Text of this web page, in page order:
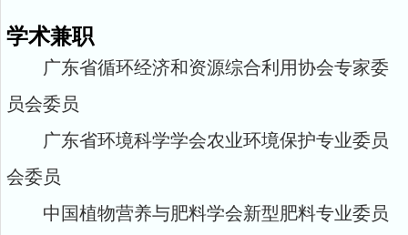
学术兼职
广东省循环经济和资源综合利用协会专家委
员会委员
广东省环境科学学会农业环境保护专业委员
会委员
中国植物营养与肥料学会新型肥料专业委员